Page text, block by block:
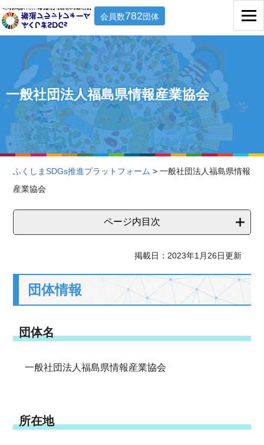
会員数782団体
一般社団法人福島県情報産業協会
ふくしまSDGs推進プラットフォーム > 一般社団法人福島県情報
産業協会
ページ内目次
掲載日：2023年1月26日更新
団体情報
団体名
一般社団法人福島県情報産業協会
所在地